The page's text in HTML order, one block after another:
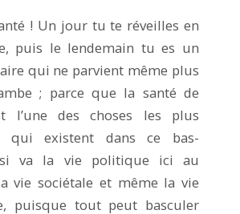
! Un jour tu te réveilles en
puis le lendemain tu es un
qui ne parvient même plus
; parce que la santé de
l’une des choses les plus
qui existent dans ce bas-
va la vie politique ici au
vie sociétale et même la vie
puisque tout peut basculer